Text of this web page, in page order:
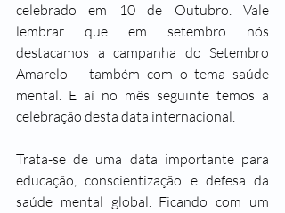
celebrado em 10 de Outubro. Vale
lembrar que em setembro nós
destacamos a campanha do Setembro
Amarelo – também com o tema saúde
mental. E aí no mês seguinte temos a
celebração desta data internacional.
Trata-se de uma data importante para
educação, conscientização e defesa da
saúde mental global. Ficando com um